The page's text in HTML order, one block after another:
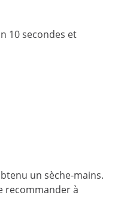
10 secondes et
un sèche-mains.
recommander à